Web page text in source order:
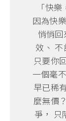
「快
因為快
悄悄
效、 不
只要你
一個毫
早已稀
麼無價
爭， 只